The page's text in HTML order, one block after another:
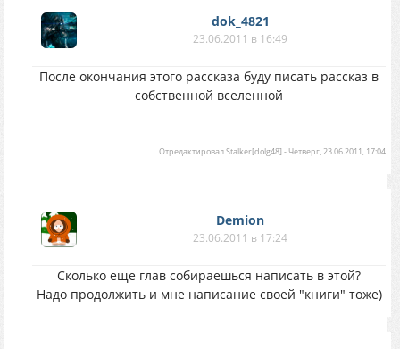
dok_4821
23.06.2011 в 16:49
После окончания этого рассказа буду писать рассказ в
собственной вселенной
ОтредактировалStalker[dolg48]-Четверг, 23.06.2011, 17:04
Demion
23.06.2011 в 17:24
Сколько еще глав собираешься написать в этой?
Надо продолжить и мне написание своей "книги" тоже)